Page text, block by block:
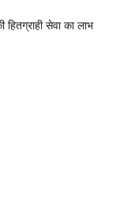
सेवा का लाभ